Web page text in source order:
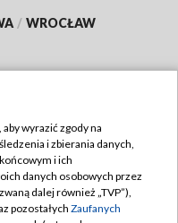
/ WROCŁAW
TVP
wyrazić zgody na
i zbierania danych,
i ich
danych osobowych przez
dalej również „TVP”),
pozostałych Zaufanych